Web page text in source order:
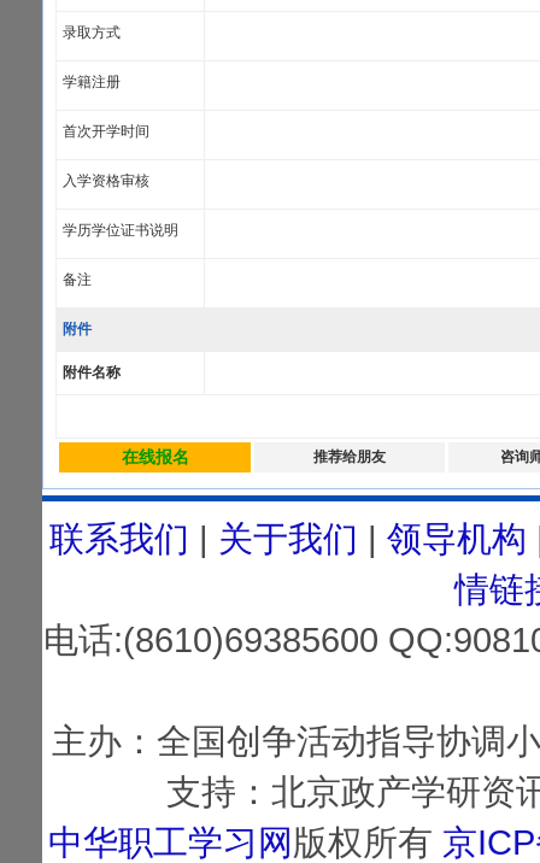
录取方式
学籍注册
首次开学时间
入学资格审核
学历学位证书说明
备注
附件
附件名称
在线报名 推荐给朋友 咨询
联系我们 | 关于我们 | 领导机构
情链
电话:(8610)69385600
主办：全国创争活动指导协调
支持：北京政产学研资
中华职工学习网版权所有 京